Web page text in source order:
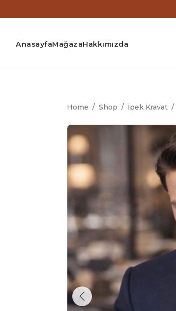
AnasayfaMağazaHakkımızda
Home / Shop / İpek Kravat /